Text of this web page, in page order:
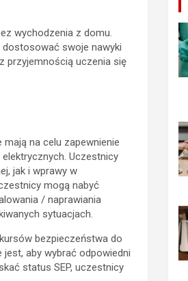
wychodzenia z domu.
swoje nawyki
przyjemnością uczenia się
na celu zapewnienie
Uczestnicy
jak i wprawy w
mogą nabyć
/ naprawiania
sytuacjach.
bezpieczeństwa do
aby wybrać odpowiedni
status SEP, uczestnicy